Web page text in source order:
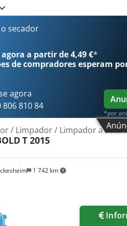
secador
a partir de 4,49 €*
de compradoresesperam
agora
806 810 84
*por
1 742 km
/ Limpador / Limpador a seco
T 2015